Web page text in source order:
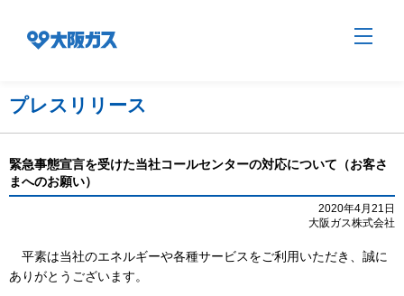
社会貢献
プレスリリース
緊急事態宣言を受けた当社コールセンターの対応について（お客さ
まへのお願い）
2020年4月21日
大阪ガス株式会社
平素は当社のエネルギーや各種サービスをご利用いただき、誠に
ありがとうございます。